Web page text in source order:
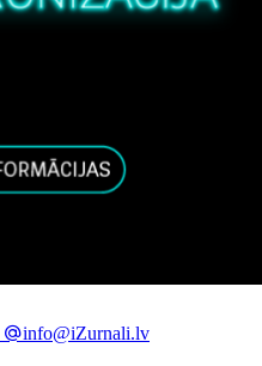
info@iZurnali.lv